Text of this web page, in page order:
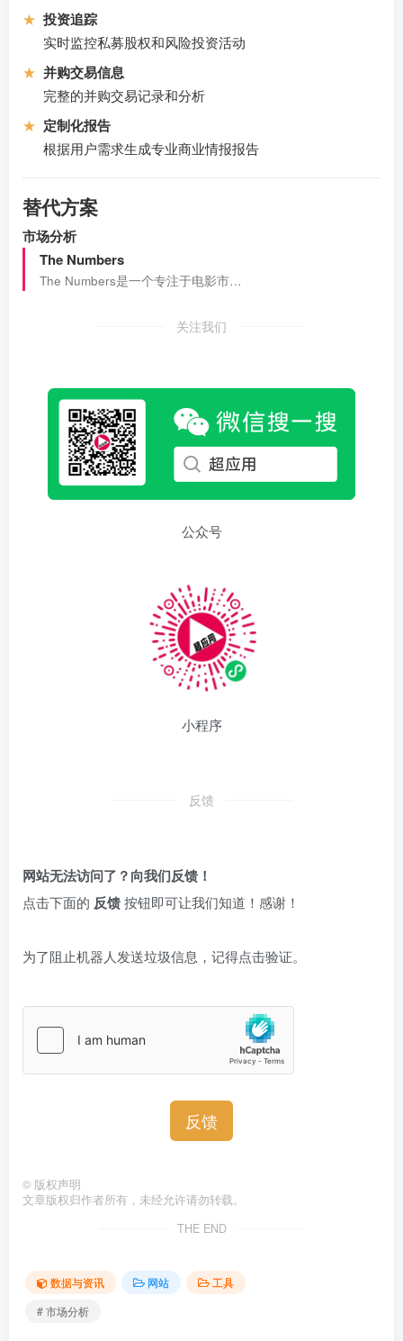
★ 投资追踪
实时监控私募股权和风险投资活动
★ 并购交易信息
完整的并购交易记录和分析
★ 定制化报告
根据用户需求生成专业商业情报报告
替代方案
市场分析
The Numbers
The Numbers是一个专注于电影市…
关注我们
公众号
小程序
反馈
网站无法访问了？向我们反馈！
点击下面的 反馈按钮即可让我们知道！感谢！
为了阻止机器人发送垃圾信息，记得点击验证。
反馈
© 版权声明
文章版权归作者所有，未经允许请勿转载。
THE END
数据与资讯 网站
工具
# 市场分析